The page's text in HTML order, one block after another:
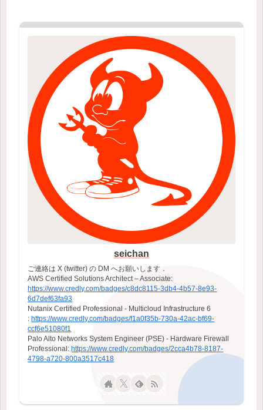
seichan
ご連絡は X (twitter) の DM へお願いします．
AWS Certified Solutions Architect – Associate:
https://www.credly.com/badges/c8dc8115-3db4-4b57-8e93-
6d7def63fa93
Nutanix Certified Professional - Multicloud Infrastructure 6
: https://www.credly.com/badges/f1a0f35b-730a-42ac-bf69-
ccf6e51080f1
Palo Alto Networks System Engineer (PSE) - Hardware Firewall
Professional: https://www.credly.com/badges/2cca4b78-8187-
4798-a720-800a3517c418